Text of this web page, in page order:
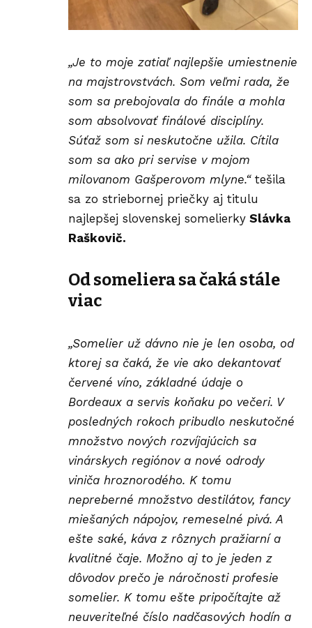
„Je to moje zatiaľ najlepšie umiestnenie
na majstrovstvách. Som veľmi rada, že
som sa prebojovala do finále a mohla
som absolvovať finálové disciplíny.
Súťaž som si neskutočne užila. Cítila
som sa ako pri servise v mojom
milovanom Gašperovom mlyne.“ tešila
sa zo striebornej priečky aj titulu
najlepšej slovenskej somelierky Slávka
Raškovič.
Od someliera sa čaká stále
viac
„Somelier už dávno nie je len osoba, od
ktorej sa čaká, že vie ako dekantovať
červené víno, základné údaje o
Bordeaux a servis koňaku po večeri. V
posledných rokoch pribudlo neskutočné
množstvo nových rozvíjajúcich sa
vinárskych regiónov a nové odrody
viniča hroznorodého. K tomu
nepreberné množstvo destilátov, fancy
miešaných nápojov, remeselné pivá. A
ešte saké, káva z rôznych pražiarní a
kvalitné čaje. Možno aj to je jeden z
dôvodov prečo je náročnosti profesie
somelier. K tomu ešte pripočítajte až
neuveriteľné číslo nadčasových hodín a